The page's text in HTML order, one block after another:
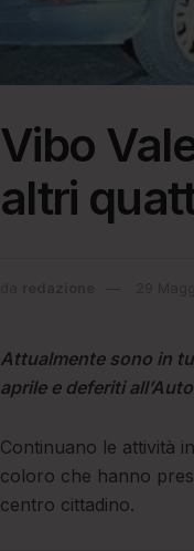
Vibo
altri
Attualmente sono in
aprile e deferiti
Continuano le attività
coloro che hanno
centro cittadino.